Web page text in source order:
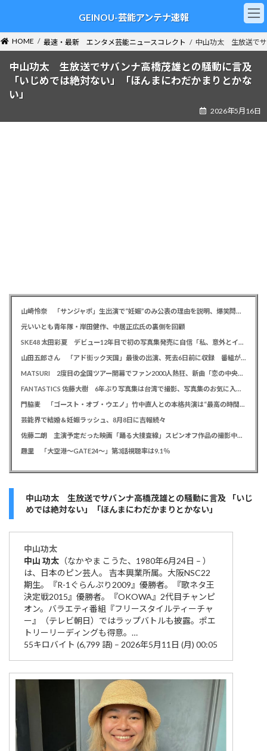
ン
ツ
ー
シ
GEINOU-芸能アンテナ速報
HOME 最速・最新 エンタメ芸能ニュースコレクト 中山功太 生放送でサ
中山功太 生放送でサバンナ高橋茂雄との騒動に言及
「いじめでは絶対ない」「ほんまにわだかまりとかな
い」
2026年5月16日
山崎怜奈 「サンジャポ」生出演で“妊娠”のみ公表の理由を説明、爆笑問題には「お祝い待ってます」
元いいとも青年隊・岸田健作、中居正広氏の裏側を回顧
SKE48 太田彩夏 デビュー12年目で初の写真集発売に自信「私、意外とイイ！」、勝負カットはベッド上のヌーディーな姿
山田五郎さん 「アド街ック天国」最後の出演、死去6日前に収録 番組が感謝「天国の五郎さんへ」
MATSURI 2度目の全国ツアー開幕でファン2000人熱狂、新曲「恋の中央線」も初披露「この曲で売れたいよ！」
FANTASTICS 佐藤大樹 6年ぶり写真集は台湾で撮影、写真集のお気に入りカットは「両親に見られるの恥ずかしい」
門脇麦 「ゴースト・オブ・ウエノ」竹中直人との本格共演は“最高の時間”「台本よりたくさんしゃべってた」
芸能界で結婚＆妊娠ラッシュ、8月8日に吉報続々
佐藤二朗 主演予定だった映画「踊る大捜査線」スピンオフ作品の撮影中止が正式に決定か
趣里 「大空港～GATE24～」第3話視聴率は9.1％
中山功太 生放送でサバンナ高橋茂雄との騒動に言及 「いじ
めでは絶対ない」「ほんまにわだかまりとかない」
中山功太
中山 功太 （なかやま こうた、1980年6月24日 – ）
は、日本のピン芸人。 吉本興業所属。大阪NSC22
期生。『R-1ぐらんぷり2009』優勝者。『歌ネタ王
決定戦2015』優勝者。『OKOWA』2代目チャンピ
オン。バラエティ番組『フリースタイルティーチャ
ー』（テレビ朝日）ではラップバトルも披露。ポエ
トリーリーディングも得意。…
55キロバイト (6,799 語) – 2026年5月11日 (月) 00:05